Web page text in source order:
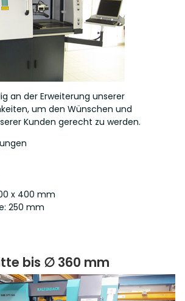
an der Erweiterung unserer
um den Wünschen und
Kunden gerecht zu werden.
x 400 mm
250 mm
bis ∅ 360 mm